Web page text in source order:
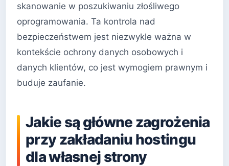
skanowanie w poszukiwaniu złośliwego
oprogramowania. Ta kontrola nad
bezpieczeństwem jest niezwykle ważna w
kontekście ochrony danych osobowych i
danych klientów, co jest wymogiem prawnym i
buduje zaufanie.
Jakie są główne zagrożenia
przy zakładaniu hostingu
dla własnej strony